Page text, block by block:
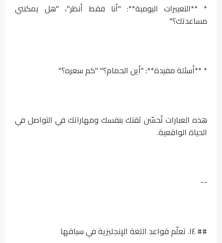
* **التعبيرات اليومية**: "أنا فقط أنظر"، "هل يمكنني
مساعدتك؟"
* **أسئلة مفيدة**: "أين الحمام؟" "كم سعره؟"
هذه العبارات تُحسّن ثقتك بنفسك ومهاراتك في التواصل في
الحياة الواقعية.
--
## ١٤. تعلّم قواعد اللغة الإنجليزية في سياقها